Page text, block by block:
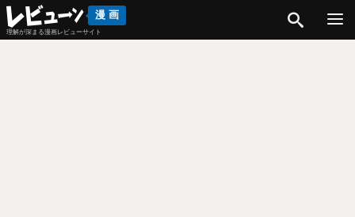
漫画
理解が深まる漫画レビューサイト